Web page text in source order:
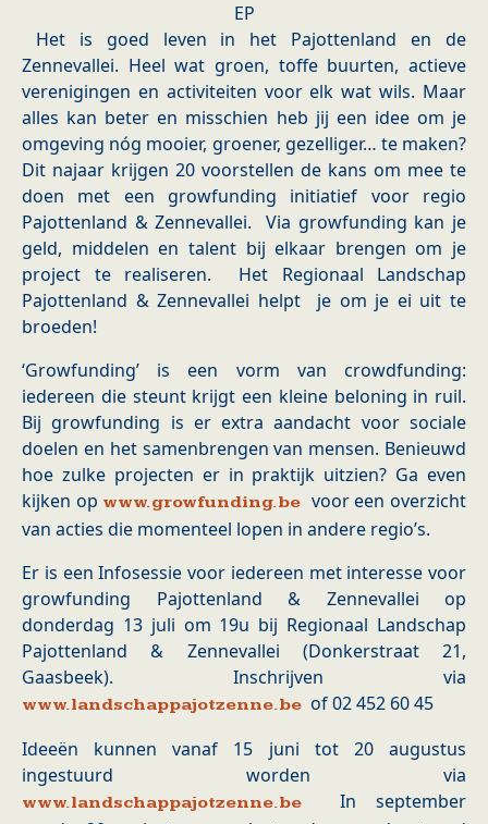
EP
Het is goed leven in het Pajottenland en de
Zennevallei. Heel wat groen, toffe buurten, actieve
verenigingen en activiteiten voor elk wat wils. Maar
alles kan beter en misschien heb jij een idee om je
omgeving nóg mooier, groener, gezelliger… te maken?
Dit najaar krijgen 20 voorstellen de kans om mee te
doen met een growfunding initiatief voor regio
Pajottenland & Zennevallei. Via growfunding kan je
geld, middelen en talent bij elkaar brengen om je
project te realiseren. Het Regionaal Landschap
Pajottenland & Zennevallei helpt je om je ei uit te
broeden!
‘Growfunding’ is een vorm van crowdfunding:
iedereen die steunt krijgt een kleine beloning in ruil.
Bij growfunding is er extra aandacht voor sociale
doelen en het samenbrengen van mensen. Benieuwd
hoe zulke projecten er in praktijk uitzien? Ga even
kijken op www.growfunding.be voor een overzicht
van acties die momenteel lopen in andere regio’s.
Er is een Infosessie voor iedereen met interesse voor
growfunding Pajottenland & Zennevallei op
donderdag 13 juli om 19u bij Regionaal Landschap
Pajottenland & Zennevallei (Donkerstraat 21,
Gaasbeek). Inschrijven via
www.landschappajotzenne.be of 02 452 60 45
Ideeën kunnen vanaf 15 juni tot 20 augustus
ingestuurd worden via
www.landschappajotzenne.be In september